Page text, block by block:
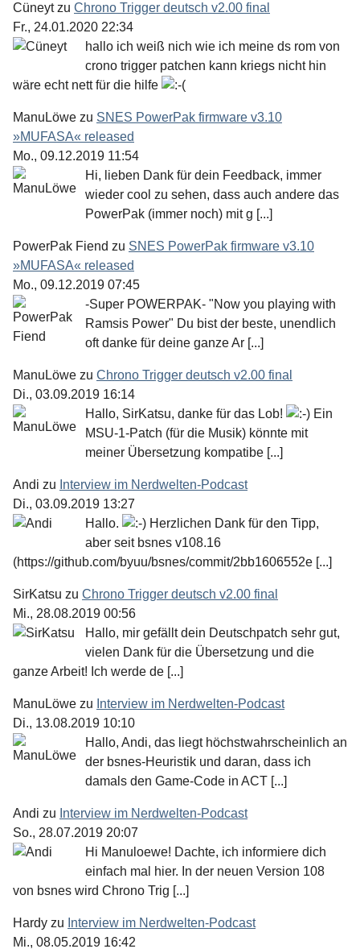
Cüneytzu Chrono Trigger deutsch v2.00 final
Fr., 24.01.2020 22:34
hallo ich weiß nich wie ich meine ds rom von
crono trigger patchen kann kriegs nicht hin
wäre echt nett für die hilfe
ManuLöwe zu SNES PowerPak firmware v3.10
»MUFASA« released
Mo., 09.12.2019 11:54
Hi, lieben Dank für dein Feedback, immer
wieder cool zu sehen, dass auch andere das
PowerPak (immer noch) mit g [...]
PowerPak Fiend zu SNES PowerPak firmware v3.10
»MUFASA« released
Mo., 09.12.2019 07:45
-Super POWERPAK- "Now you playing with
Ramsis Power" Du bist der beste, unendlich
oft danke für deine ganze Ar [...]
ManuLöwe zu Chrono Trigger deutsch v2.00 final
Di., 03.09.2019 16:14
Hallo, SirKatsu, danke für das Lob!
Ein
MSU-1-Patch (für die Musik) könnte mit
meiner Übersetzung kompatibe [...]
Andi zu Interview im Nerdwelten-Podcast
Di., 03.09.2019 13:27
Hallo.
Herzlichen Dank für den Tipp,
aber seit bsnes v108.16
(https://github.com/byuu/bsnes/commit/2bb1606552e [...]
SirKatsu zu Chrono Trigger deutsch v2.00 final
Mi., 28.08.2019 00:56
Hallo, mir gefällt dein Deutschpatch sehr gut,
vielen Dank für die Übersetzung und die
ganze Arbeit! Ich werde de [...]
ManuLöwe zu Interview im Nerdwelten-Podcast
Di., 13.08.2019 10:10
Hallo, Andi, das liegt höchstwahrscheinlich an
der bsnes-Heuristik und daran, dass ich
damals den Game-Code in ACT [...]
Andi zu Interview im Nerdwelten-Podcast
So., 28.07.2019 20:07
Hi Manuloewe! Dachte, ich informiere dich
einfach mal hier. In der neuen Version 108
von bsnes wird Chrono Trig [...]
Hardy zu Interview im Nerdwelten-Podcast
Mi., 08.05.2019 16:42